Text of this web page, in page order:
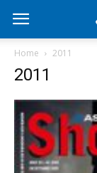
Home 2011
2011